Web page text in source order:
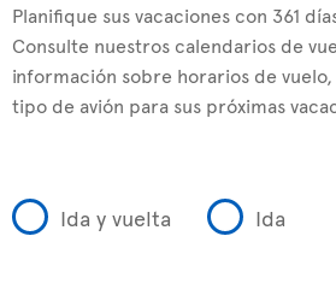
Planifique sus vacaciones con 361
Consulte nuestros calendarios de
información sobre horarios de
tipo de avión para sus próximas
Ida y vuelta Ida